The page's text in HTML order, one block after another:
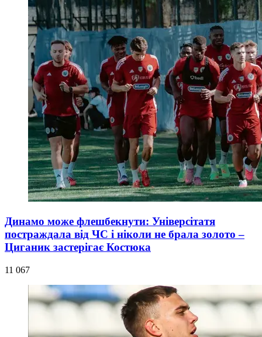
Динамо може флешбекнути: Універсітатя
постраждала від ЧС і ніколи не брала золото –
Циганик застерігає Костюка
11 067